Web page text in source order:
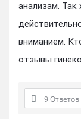
анализам. Так
вниманием.
отзывы
9 Ответов